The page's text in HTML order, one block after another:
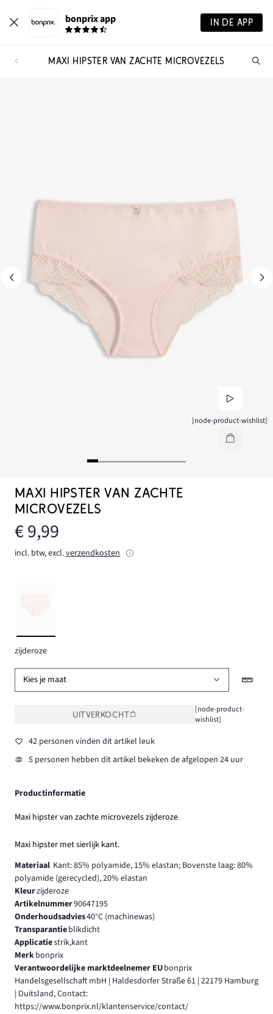
bonprix app IN DE APP
MAXI HIPSTER VAN ZACHTE MICROVEZELS
[node-product-wishlist]
MAXI HIPSTER VAN ZACHTE
MICROVEZELS
€ 9,99
incl. btw, excl.verzendkosten
zijderoze
Kies je maat
UITVERKOCHT
[node-product-
wishlist]
42 personen vinden dit artikel leuk
5 personen hebben dit artikel bekeken de afgelopen 24 uur
Productinformatie
Maxi hipster van zachte microvezels zijderoze
Maxi hipster met sierlijk kant.
Materiaal Kant: 85% polyamide, 15% elastan; Bovenste laag: 80%
polyamide (gerecycled), 20% elastan
Kleurzijderoze
Artikelnummer90647195
Onderhoudsadvies40°C (machinewas)
Transparantieblikdicht
Applicatiestrik,kant
Merkbonprix
Verantwoordelijke marktdeelnemer EUbonprix
Handelsgesellschaft mbH | Haldesdorfer Straße 61 | 22179 Hamburg
| Duitsland, Contact:
https://www.bonprix.nl/klantenservice/contact/